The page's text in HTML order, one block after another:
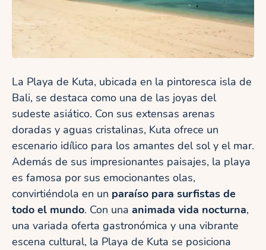
La Playa de Kuta, ubicada en la pintoresca isla de
Bali, se destaca como una de las joyas del
sudeste asiático. Con sus extensas arenas
doradas y aguas cristalinas, Kuta ofrece un
escenario idílico para los amantes del sol y el mar.
Además de sus impresionantes paisajes, la playa
es famosa por sus emocionantes olas,
convirtiéndola en un paraíso para surfistas de
todo el mundo. Con una animada vida nocturna,
una variada oferta gastronómica y una vibrante
escena cultural, la Playa de Kuta se posiciona